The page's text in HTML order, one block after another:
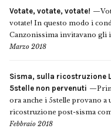
Votate, votate, votate!
votate! In questo modo i
Canzonissima invitavano gli
Marzo 2018
Sisma, sulla ricostruzione
5stelle non pervenuti
ora anche i 5stelle provano a
ricostruzione post-sisma
Febbraio 2018